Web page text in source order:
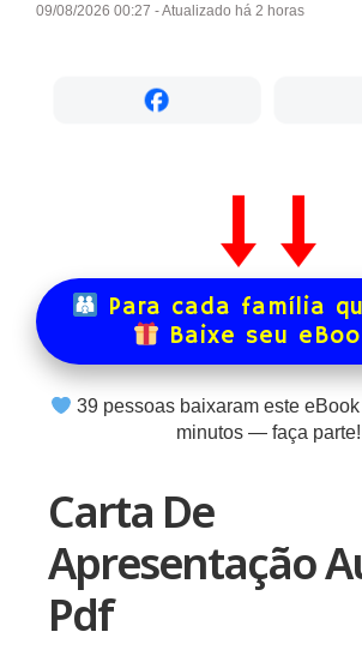
09/08/2026 00:27 - Atualizado há 2 horas
Para cada família
Baixe seu
39pessoas baixaram este
minutos — faça parte!
Carta De
Apresentação
Pdf